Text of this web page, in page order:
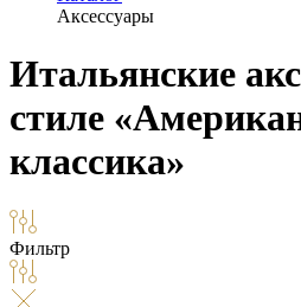
Аксессуары
Итальянские
стиле
классика»
Фильтр